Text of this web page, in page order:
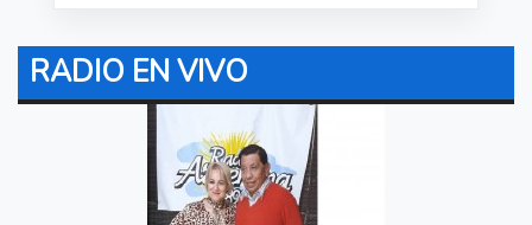
RADIO EN VIVO